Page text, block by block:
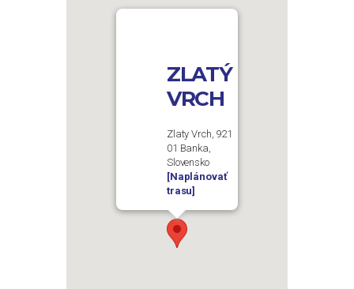
ZLATÝ
VRCH
Zlaty Vrch, 921
01 Banka,
Slovensko
[Naplánovať
trasu]